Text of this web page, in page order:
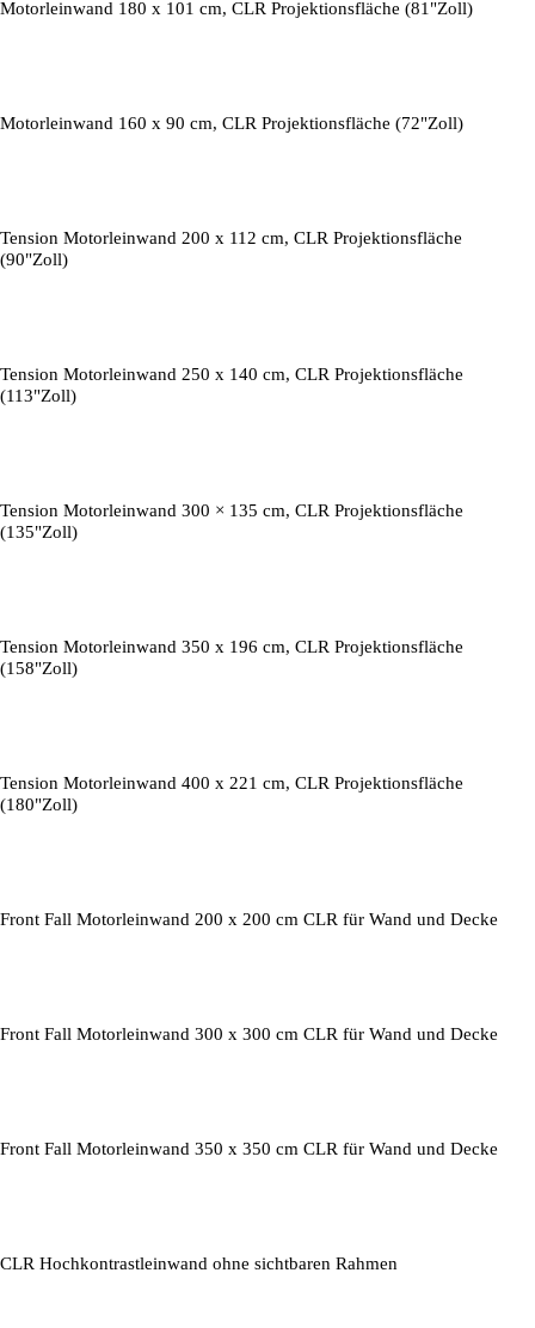
Motorleinwand 180 x 101 cm, CLR Projektionsfläche (81"Zoll)
Motorleinwand 160 x 90 cm, CLR Projektionsfläche (72"Zoll)
Tension Motorleinwand 200 x 112 cm, CLR Projektionsfläche
(90"Zoll)
Tension Motorleinwand 250 x 140 cm, CLR Projektionsfläche
(113"Zoll)
Tension Motorleinwand 300 × 135 cm, CLR Projektionsfläche
(135"Zoll)
Tension Motorleinwand 350 x 196 cm, CLR Projektionsfläche
(158"Zoll)
Tension Motorleinwand 400 x 221 cm, CLR Projektionsfläche
(180"Zoll)
Front Fall Motorleinwand 200 x 200 cm CLR für Wand und Decke
Front Fall Motorleinwand 300 x 300 cm CLR für Wand und Decke
Front Fall Motorleinwand 350 x 350 cm CLR für Wand und Decke
CLR Hochkontrastleinwand ohne sichtbaren Rahmen